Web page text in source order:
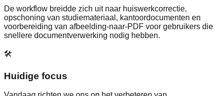
De workflow breidde zich uit naar huiswerkcorrectie,
opschoning van studiemateriaal, kantoordocumenten en
voorbereiding van afbeelding-naar-PDF voor gebruikers die
snellere documentverwerking nodig hebben.
🛠️
Huidige focus